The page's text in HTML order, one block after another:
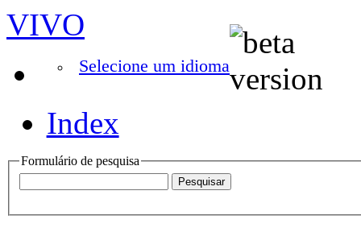
VIVO
Selecione um idioma
Index
Formulário de pesquisa